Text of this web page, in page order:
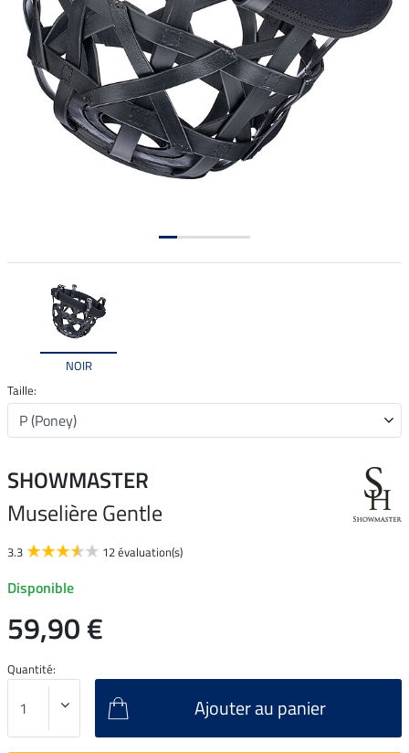
NOIR
Taille:
SHOWMASTER
Muselière Gentle
3.3 12 évaluation(s)
Disponible
59,90 €
Quantité:
Ajouter au panier